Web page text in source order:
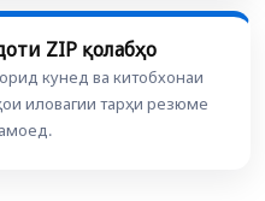
ZIP қолабҳо
кунед ва китобхонаи
иловагии тарҳи резюме